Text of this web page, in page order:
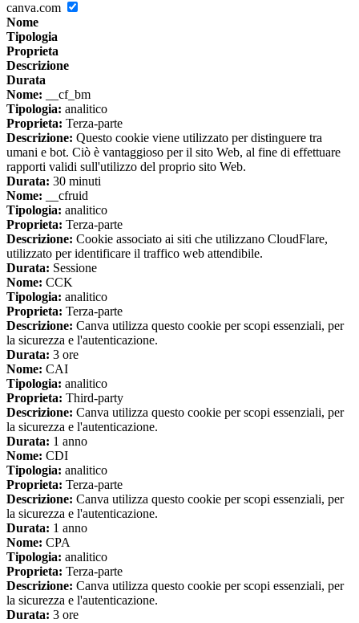
canva.com
Nome
Tipologia
Proprieta
Descrizione
Durata
Nome: __cf_bm
Tipologia: analitico
Proprieta: Terza-parte
Descrizione: Questo cookie viene utilizzato per distinguere tra
umani e bot. Ciò è vantaggioso per il sito Web, al fine di effettuare
rapporti validi sull'utilizzo del proprio sito Web.
Durata: 30 minuti
Nome: __cfruid
Tipologia: analitico
Proprieta: Terza-parte
Descrizione: Cookie associato ai siti che utilizzano CloudFlare,
utilizzato per identificare il traffico web attendibile.
Durata: Sessione
Nome: CCK
Tipologia: analitico
Proprieta: Terza-parte
Descrizione: Canva utilizza questo cookie per scopi essenziali, per
la sicurezza e l'autenticazione.
Durata: 3 ore
Nome: CAI
Tipologia: analitico
Proprieta: Third-party
Descrizione: Canva utilizza questo cookie per scopi essenziali, per
la sicurezza e l'autenticazione.
Durata: 1 anno
Nome: CDI
Tipologia: analitico
Proprieta: Terza-parte
Descrizione: Canva utilizza questo cookie per scopi essenziali, per
la sicurezza e l'autenticazione.
Durata: 1 anno
Nome: CPA
Tipologia: analitico
Proprieta: Terza-parte
Descrizione: Canva utilizza questo cookie per scopi essenziali, per
la sicurezza e l'autenticazione.
Durata: 3 ore